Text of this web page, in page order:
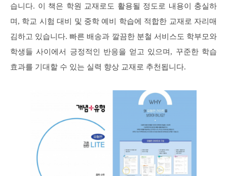
습니다. 이 책은 학원 교재로도 활용될 정도로 내용이 충실하
며, 학교 시험 대비 및 중학 예비 학습에 적합한 교재로 자리매
김하고 있습니다. 빠른 배송과 깔끔한 분철 서비스도 학부모와
학생들 사이에서 긍정적인 반응을 얻고 있으며, 꾸준한 학습
효과를 기대할 수 있는 실력 향상 교재로 추천됩니다.